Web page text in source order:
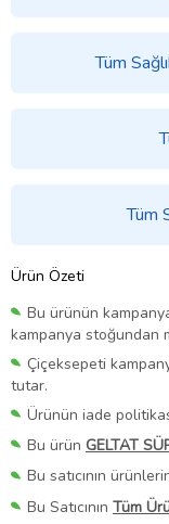
Tüm
Tüm
Ürün Özeti
Bu ürünün
kampanya stoğundan
Çiçeksepeti
tutar.
Ürünün iade
Bu ürün GELTAT
Bu satıcının
Bu Satıcının Tüm